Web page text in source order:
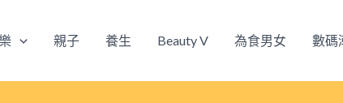
親子 養生 Beauty V 為食男女 數碼